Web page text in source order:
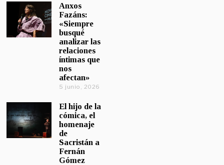
Anxos
Fazáns:
«Siempre
busqué
analizar las
relaciones
íntimas que
nos
afectan»
5 junio, 2026
El hijo de la
cómica, el
homenaje
de
Sacristán a
Fernán
Gómez